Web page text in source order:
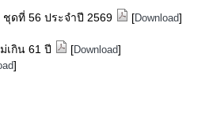
ดที่ 56 ประจำปี 2569
[Download]
เกิน 61 ปี
[Download]
]